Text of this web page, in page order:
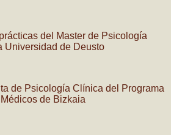
del Master de Psicología
Universidad de Deusto
de Psicología Clínica del Programa
de Bizkaia